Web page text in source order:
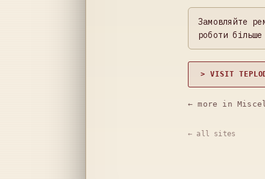
Замовляйте
роботи
> VISIT
← more in
← all sites